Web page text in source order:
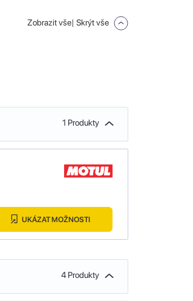
Zobrazit vše| Skrýt vše
1 Produkty
UKÁZAT MOŽNOSTI
4 Produkty